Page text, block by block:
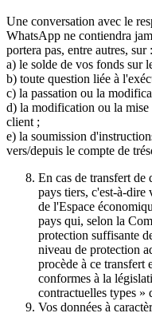
Une conversation avec le
WhatsApp ne contiendra
portera pas, entre autres, sur :
a) le solde de vos fonds sur
b) toute question liée à
c) la passation ou la
d) la modification ou la mise
client ;
e) la soumission
vers/depuis le compte de
En cas de transfert de
pays tiers, c'est-à-dire
de l'Espace
pays qui, selon la
protection suffisante
niveau de protection
procède à ce transfert
conformes à la
contractuelles types »
Vos données à